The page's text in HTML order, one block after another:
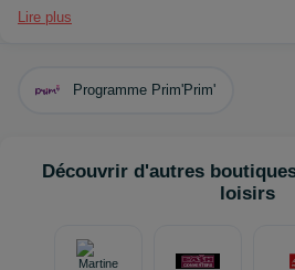
Lire plus
Programme Prim'Prim'
Découvrir d'autres
loisirs